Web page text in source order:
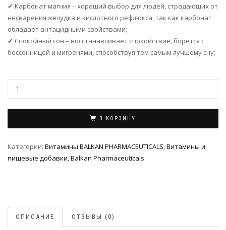
✔ Карбонат магния – хороший выбор для людей, страдающих от
несварения желудка и кислотного рефлюкса, так как карбонат
обладает антацидными свойствами;
✔ Спокойный сон – восстанавливает спокойствие, борется с
бессонницей и мигренями, способствуя тем самым лучшему сну;
В КОРЗИНУ
Категории: Витамины BALKAN PHARMACEUTICALS,Витамины и
пищевые добавки,Balkan Pharmaceuticals
ОПИСАНИЕ ОТЗЫВЫ (0)